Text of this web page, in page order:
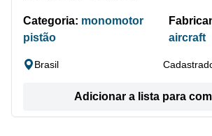
Categoria: monomotor
pistão
aircraft
Brasil
Adicionar a lista para